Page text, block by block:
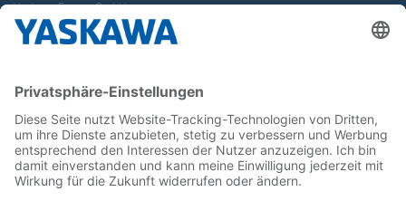
Yaskawa Europe GmbH
Karriere
Newsletter